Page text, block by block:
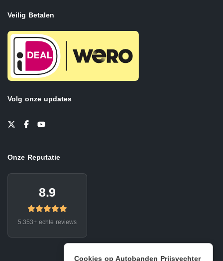
Cookies op Autobanden Prijsvechter
Veilig Betalen
Volg onze updates
Onze Reputatie
8.9
5.353+ echte reviews